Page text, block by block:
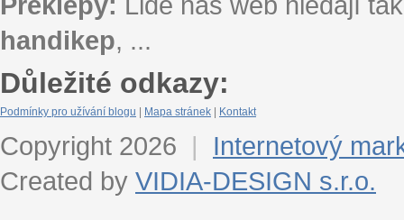
handikep, ...
Důležité odkazy:
Podmínky pro užívání blogu Mapa stránek Kontakt
Copyright 2026 |
Internetový
Created by VIDIA-DESIGN s.r.o.